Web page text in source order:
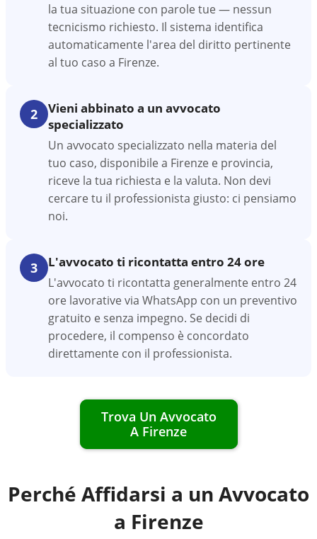
la tua situazione con parole tue — nessun
tecnicismo richiesto. Il sistema identifica
automaticamente l'area del diritto pertinente
al tuo caso a Firenze.
2
Vieni abbinato a un avvocato
specializzato
Un avvocato specializzato nella materia del
tuo caso, disponibile a Firenze e provincia,
riceve la tua richiesta e la valuta. Non devi
cercare tu il professionista giusto: ci pensiamo
noi.
3 L'avvocato ti ricontatta entro 24 ore
L'avvocato ti ricontatta generalmente entro 24
ore lavorative via WhatsApp con un preventivo
gratuito e senza impegno. Se decidi di
procedere, il compenso è concordato
direttamente con il professionista.
Trova Un Avvocato
A Firenze
Perché Affidarsi a un Avvocato
a Firenze